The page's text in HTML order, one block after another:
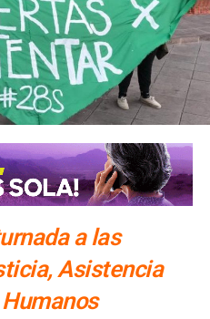
a las
Asistencia